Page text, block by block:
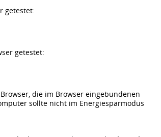
getestet:
getestet:
die im Browser eingebundenen
sollte nicht im Energiesparmodus